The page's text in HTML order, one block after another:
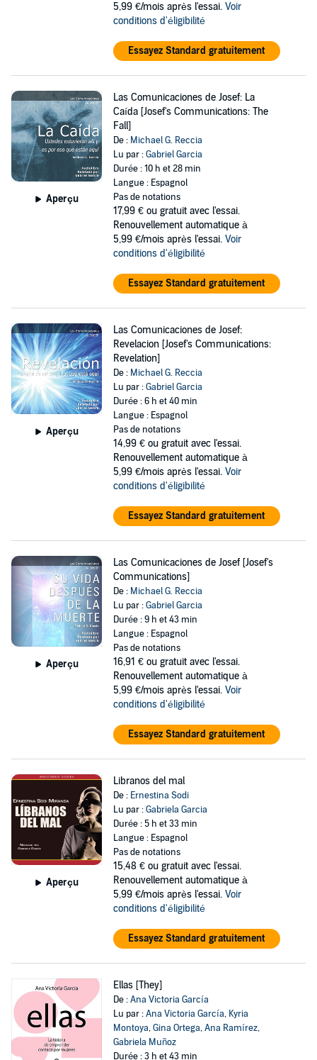
5,99 €/mois après l'essai. Voir
conditions d'éligibilité
Essayez Standard gratuitement
Aperçu
Las Comunicaciones de Josef: La
Caída [Josef's Communications: The
Fall]
De : Michael G. Reccia
Lu par :Gabriel Garcia
Durée : 10 h et 28 min
Langue : Espagnol
Pas de notations
17,99 € ou gratuit avec l'essai.
Renouvellement automatique à
5,99 €/mois après l'essai. Voir
conditions d'éligibilité
Essayez Standard gratuitement
Aperçu
Las Comunicaciones de Josef:
Revelacion [Josef's Communications:
Revelation]
De : Michael G. Reccia
Lu par :Gabriel Garcia
Durée : 6 h et 40 min
Langue : Espagnol
Pas de notations
14,99 € ou gratuit avec l'essai.
Renouvellement automatique à
5,99 €/mois après l'essai. Voir
conditions d'éligibilité
Essayez Standard gratuitement
Aperçu
Las Comunicaciones de Josef [Josef's
Communications]
De : Michael G. Reccia
Lu par :Gabriel Garcia
Durée : 9 h et 43 min
Langue : Espagnol
Pas de notations
16,91 € ou gratuit avec l'essai.
Renouvellement automatique à
5,99 €/mois après l'essai. Voir
conditions d'éligibilité
Essayez Standard gratuitement
Aperçu
Libranos del mal
De : Ernestina Sodi
Lu par :Gabriela Garcia
Durée : 5 h et 33 min
Langue : Espagnol
Pas de notations
15,48 € ou gratuit avec l'essai.
Renouvellement automatique à
5,99 €/mois après l'essai. Voir
conditions d'éligibilité
Essayez Standard gratuitement
Ellas [They]
De :Ana Victoria García
Lu par :Ana Victoria García, Kyria
Montoya,Gina Ortega,Ana Ramírez,
Gabriela Muñoz
Durée : 3 h et 43 min